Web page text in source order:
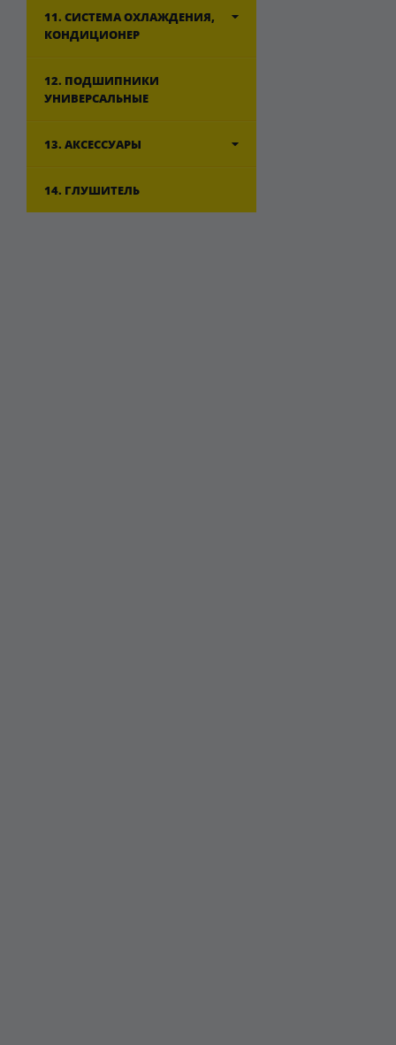
11. СИСТЕМА ОХЛАЖДЕНИЯ,
КОНДИЦИОНЕР
12. ПОДШИПНИКИ
УНИВЕРСАЛЬНЫЕ
13. АКСЕССУАРЫ
14. ГЛУШИТЕЛЬ